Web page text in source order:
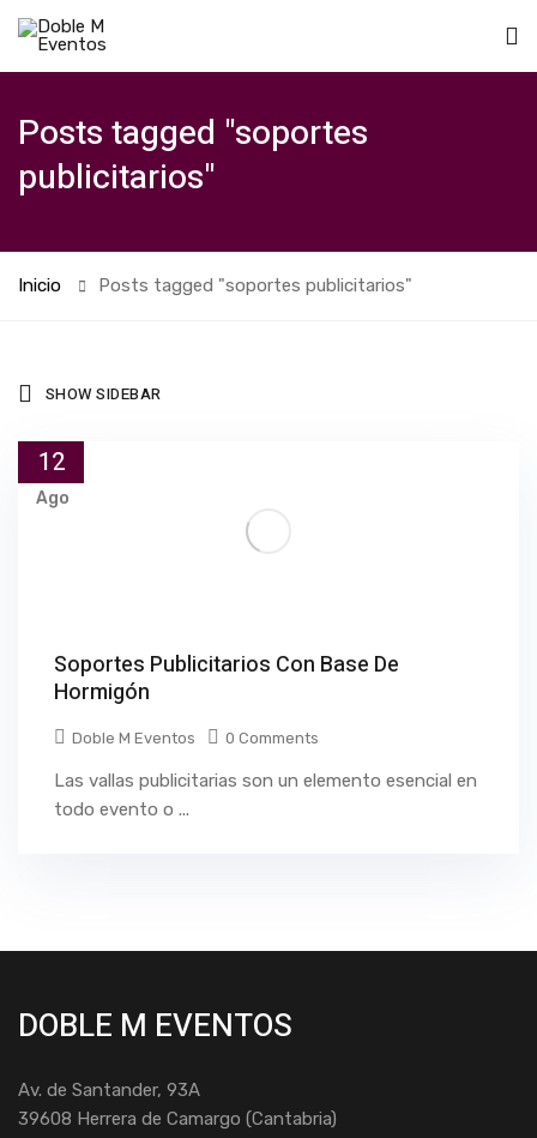
Posts tagged "soportes
publicitarios"
Inicio Posts tagged "soportes publicitarios"
SHOW SIDEBAR
12
Ago
Soportes Publicitarios Con Base De
Hormigón
Doble M Eventos 0 Comments
Las vallas publicitarias son un elemento esencial en
todo evento o ...
DOBLE M EVENTOS
Av. de Santander, 93A
39608 Herrera de Camargo (Cantabria)